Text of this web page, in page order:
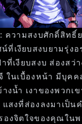
ความสงบศักดิ์สิทธิ์
ที่เงียบสงบยามรุ่ง
ที่เงียบสงบ ส่องสว่
ในเบื้องหน้า มีบุคค
งน้ำ เงาของพวกเ
แสงที่ส่องลงมาเป็น
องจิตใจของคุณใน